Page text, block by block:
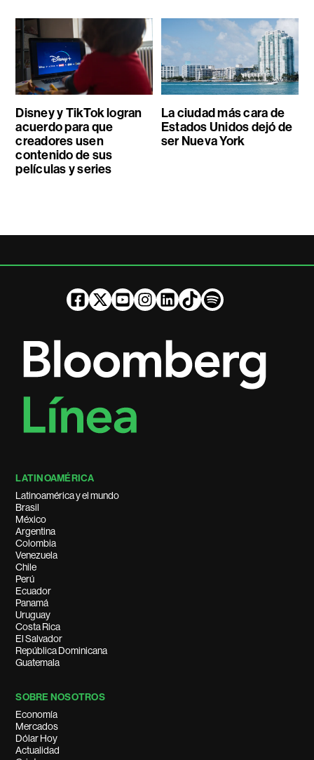
Disney y TikTok logran
acuerdo para que
creadores usen
contenido de sus
películas y series
La ciudad más cara de
Estados Unidos dejó de
ser Nueva York
LATINOAMÉRICA
Latinoamérica y el mundo
Brasil
México
Argentina
Colombia
Venezuela
Chile
Perú
Ecuador
Panamá
Uruguay
Costa Rica
El Salvador
República Dominicana
Guatemala
SOBRE NOSOTROS
Economía
Mercados
Dólar Hoy
Actualidad